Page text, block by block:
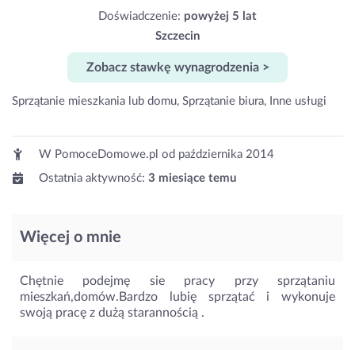
Doświadczenie: powyżej 5 lat
Szczecin
Zobacz stawkę wynagrodzenia >
Sprzątanie mieszkania lub domu, Sprzątanie biura, Inne usługi
W PomoceDomowe.pl od października 2014
Ostatnia aktywność: 3 miesiące temu
Więcej o mnie
Chętnie podejmę sie pracy przy sprzątaniu
mieszkań,domów.Bardzo lubię sprzątać i wykonuje
swoją pracę z dużą starannością .